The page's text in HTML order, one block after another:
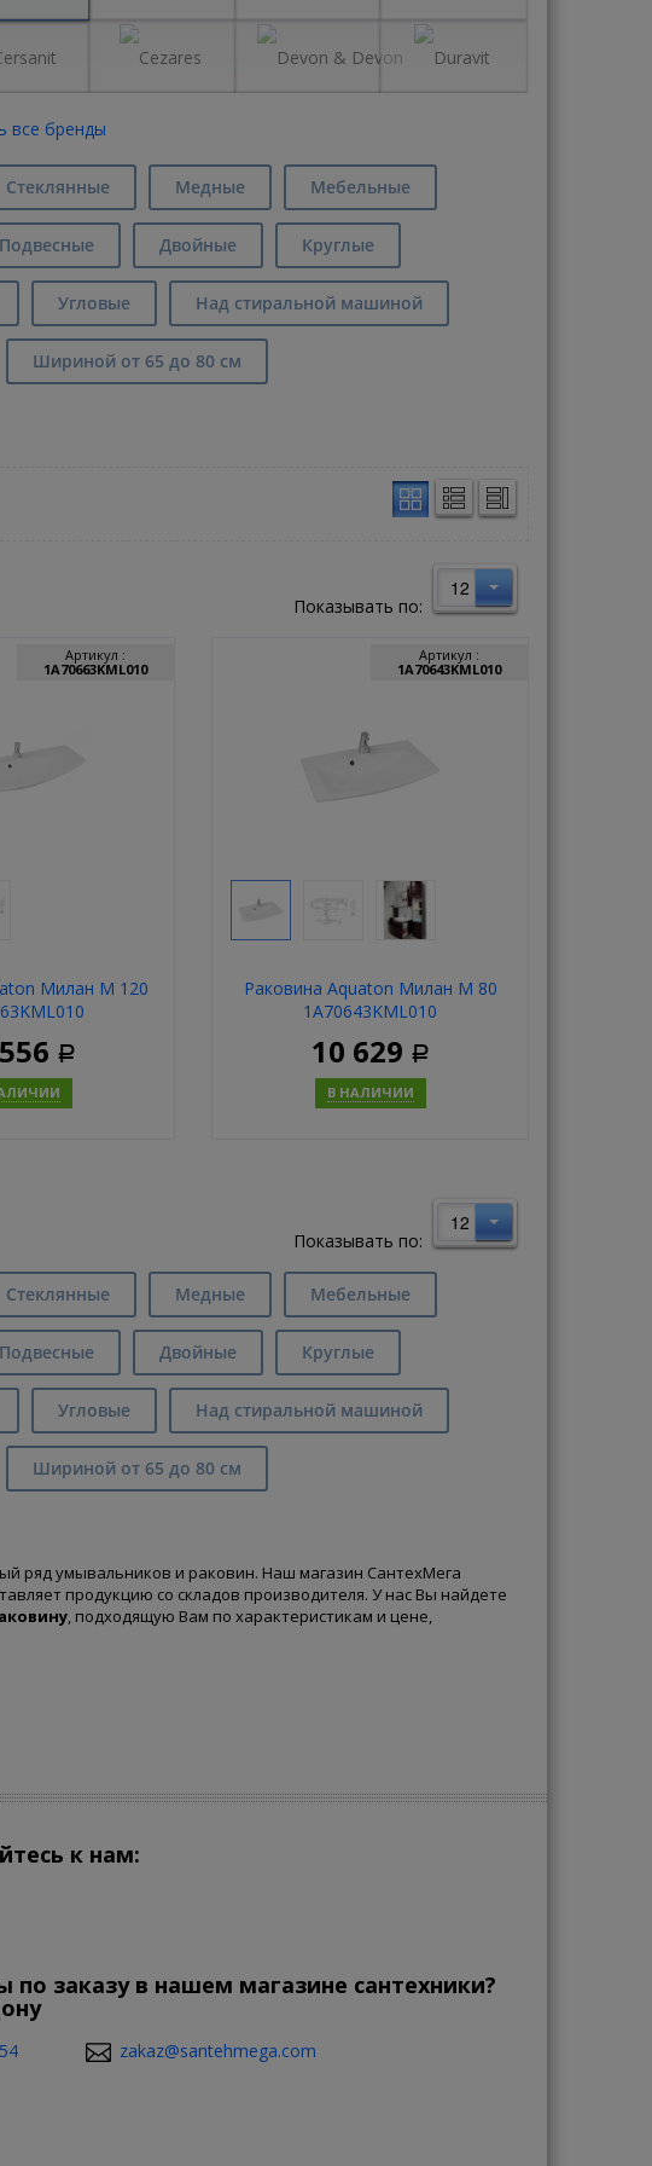
Стеклянные Медные Мебельные
Подвесные Двойные Круглые
Угловые Над стиральной машиной
Шириной от 65 до 80 см
Показывать по:
12
Милан М 120
Артикул :
1A70663KML010
Р
Раковина Aquaton Милан М 80
1A70643KML010
Артикул :
1A70643KML010
10 629 Р
В НАЛИЧИИ
Показывать по:
12
Стеклянные Медные Мебельные
Подвесные Двойные Круглые
Угловые Над стиральной машиной
Шириной от 65 до 80 см
ряд умывальников и раковин. Наш магазин СантехМега
продукцию со складов производителя. У нас Вы найдете
, подходящую Вам по характеристикам и цене,
к нам:
по заказу в нашем магазине сантехники?
zakaz@santehmega.com